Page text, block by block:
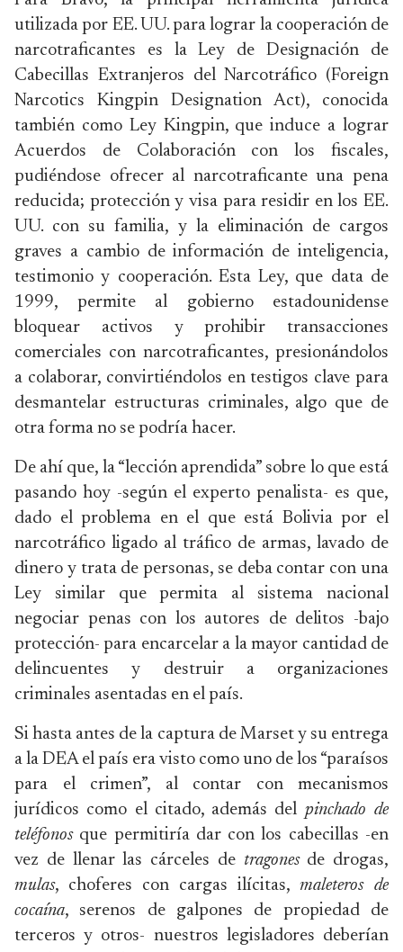
utilizada por EE. UU. para lograr la cooperación de
narcotraficantes es la Ley de Designación de
Cabecillas Extranjeros del Narcotráfico (Foreign
Narcotics Kingpin Designation Act), conocida
también como Ley Kingpin, que induce a lograr
Acuerdos de Colaboración con los fiscales,
pudiéndose ofrecer al narcotraficante una pena
reducida; protección y visa para residir en los EE.
UU. con su familia, y la eliminación de cargos
graves a cambio de información de inteligencia,
testimonio y cooperación. Esta Ley, que data de
1999, permite al gobierno estadounidense
bloquear activos y prohibir transacciones
comerciales con narcotraficantes, presionándolos
a colaborar, convirtiéndolos en testigos clave para
desmantelar estructuras criminales, algo que de
otra forma no se podría hacer.
De ahí que, la “lección aprendida” sobre lo que está
pasando hoy -según el experto penalista- es que,
dado el problema en el que está Bolivia por el
narcotráfico ligado al tráfico de armas, lavado de
dinero y trata de personas, se deba contar con una
Ley similar que permita al sistema nacional
negociar penas con los autores de delitos -bajo
protección- para encarcelar a la mayor cantidad de
delincuentes y destruir a organizaciones
criminales asentadas en el país.
Si hasta antes de la captura de Marset y su entrega
a la DEA el país era visto como uno de los “paraísos
para el crimen”, al contar con mecanismos
jurídicos como el citado, además del pinchado de
teléfonosque permitiría dar con los cabecillas -en
vez de llenar las cárceles de tragonesde drogas,
mulas, choferes con cargas ilícitas, maleteros de
cocaína, serenos de galpones de propiedad de
terceros y otros- nuestros legisladores deberían